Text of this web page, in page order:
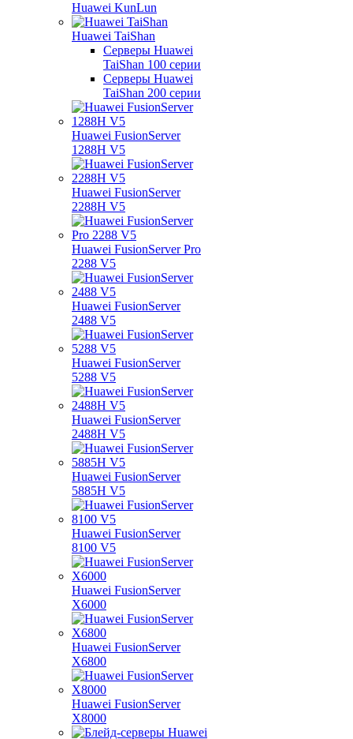
Huawei KunLun
Huawei TaiShan
Серверы Huawei
TaiShan 100 серии
Серверы Huawei
TaiShan 200 серии
Huawei FusionServer
1288H V5
Huawei FusionServer
2288H V5
Huawei FusionServer Pro
2288 V5
Huawei FusionServer
2488 V5
Huawei FusionServer
5288 V5
Huawei FusionServer
2488H V5
Huawei FusionServer
5885H V5
Huawei FusionServer
8100 V5
Huawei FusionServer
X6000
Huawei FusionServer
X6800
Huawei FusionServer
X8000